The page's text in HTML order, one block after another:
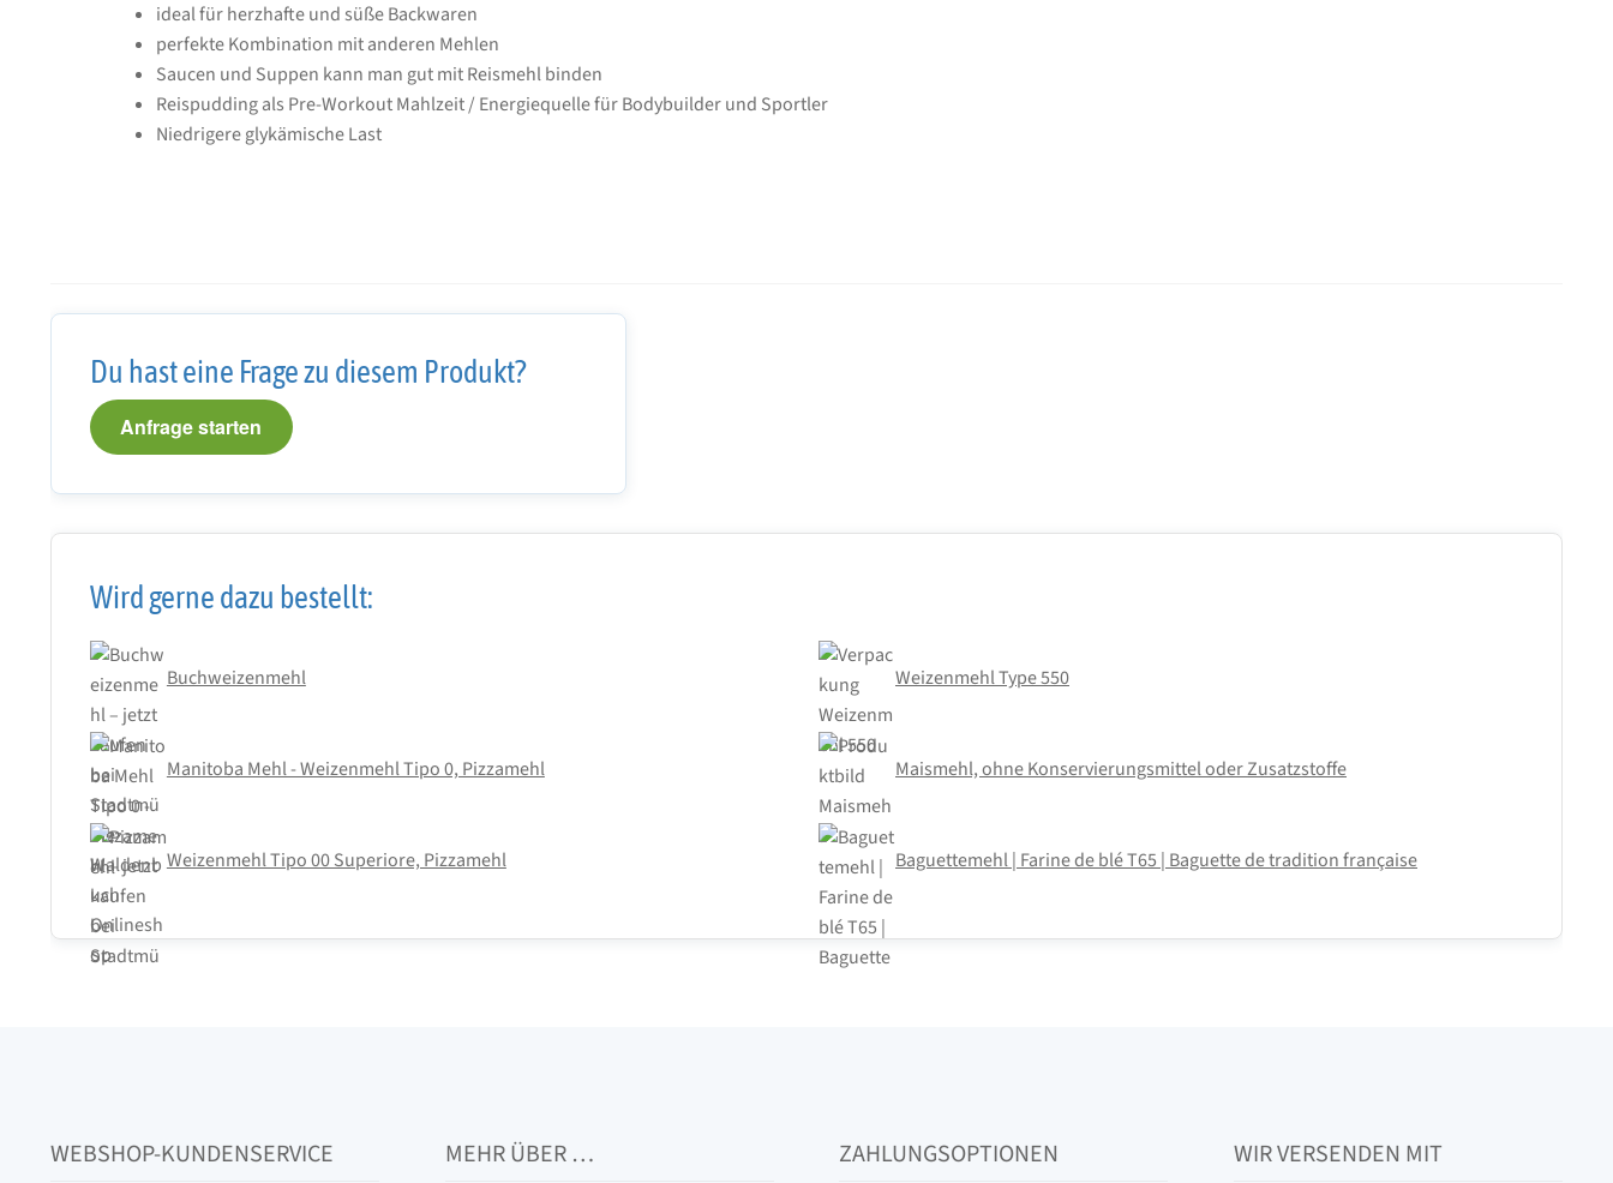
ideal für herzhafte und süße Backwaren
perfekte Kombination mit anderen Mehlen
Saucen und Suppen kann man gut mit Reismehl binden
Reispudding als Pre-Workout Mahlzeit / Energiequelle für Bodybuilder und Sportler
Niedrigere glykämische Last
Du hast eine Frage zu diesem Produkt?
Anfrage starten
Wird gerne dazu bestellt:
Buchweizenmehl Weizenmehl Type 550
Manitoba Mehl - Weizenmehl Tipo 0, Pizzamehl Maismehl, ohne Konservierungsmittel oder Zusatzstoffe
Weizenmehl Tipo 00 Superiore, Pizzamehl Baguettemehl | Farine de blé T65 | Baguette de tradition française
WEBSHOP-KUNDENSERVICE MEHR ÜBER … ZAHLUNGSOPTIONEN WIR VERSENDEN MIT